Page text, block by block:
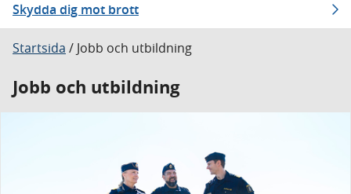
Skydda dig mot brott
Startsida / Jobb och utbildning
Jobb och utbildning